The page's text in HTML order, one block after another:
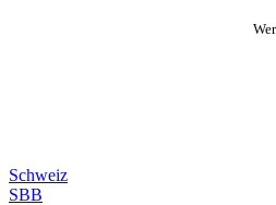
Schweiz
SBB